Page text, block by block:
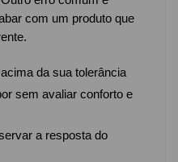
com um produto que
da sua tolerância
sem avaliar conforto e
a resposta do